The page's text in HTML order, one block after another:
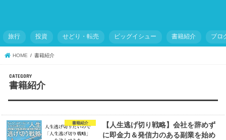
旅行 投資 せどり・転売 ビッグイシュー 書籍紹介 ブロ
HOME 書籍紹介
書籍紹介
書籍紹介
【人生逃げ切り戦略】会社を辞めず
に即金力＆発信力のある副業を始め